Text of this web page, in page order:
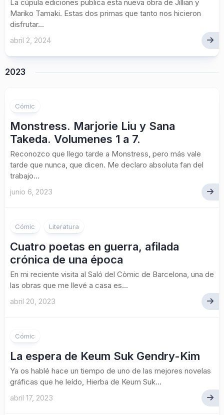
La cúpula ediciones publica esta nueva obra de Jillian y
Mariko Tamaki. Estas dos primas que tanto nos hicieron
disfrutar...
abril 2, 2024
2023
Cómic
Monstress. Marjorie Liu y Sana
Takeda. Volumenes 1 a 7.
Reconozco que llego tarde a Monstress, pero más vale
tarde que nunca, que dicen. Me declaro absoluta fan del
trabajo...
junio 6, 2023
Cómic Literatura
Cuatro poetas en guerra, afilada
crónica de una época
En mi reciente visita al Saló del Còmic de Barcelona, una de
las obras que me llevé a casa es...
abril 20, 2023
Cómic
La espera de Keum Suk Gendry-Kim
Ya os hablé hace un tiempo de uno de las mejores novelas
gráficas que he leído, Hierba de Keum Suk...
abril 17, 2023